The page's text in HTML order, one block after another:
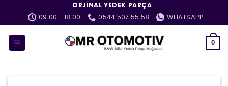
ORJINAL YEDEK PARÇA
09:00 - 18:00
0544 507 55 58 WHATSAPP
0